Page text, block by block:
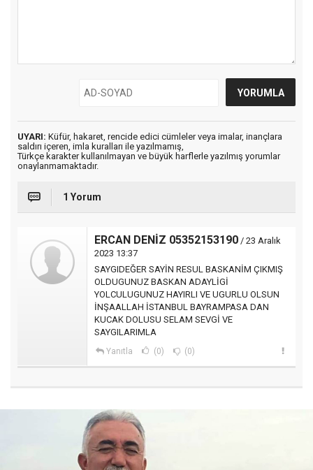
UYARI: Küfür, hakaret, rencide edici cümleler veya imalar, inançlara
saldırı içeren, imla kuralları ile yazılmamış,
Türkçe karakter kullanılmayan ve büyük harflerle yazılmış yorumlar
onaylanmamaktadır.
1 Yorum
ERCAN DENİZ 05352153190 / 23 Aralık
2023 13:37
SAYGIDEĞER SAYİN RESUL BASKANİM ÇIKMIŞ
OLDUGUNUZ BASKAN ADAYLİGİ
YOLCULUGUNUZ HAYIRLI VE UGURLU OLSUN
İNŞAALLAH İSTANBUL BAYRAMPASA DAN
KUCAK DOLUSU SELAM SEVGİ VE
SAYGILARIMLA
Yanıtla (0) (0)